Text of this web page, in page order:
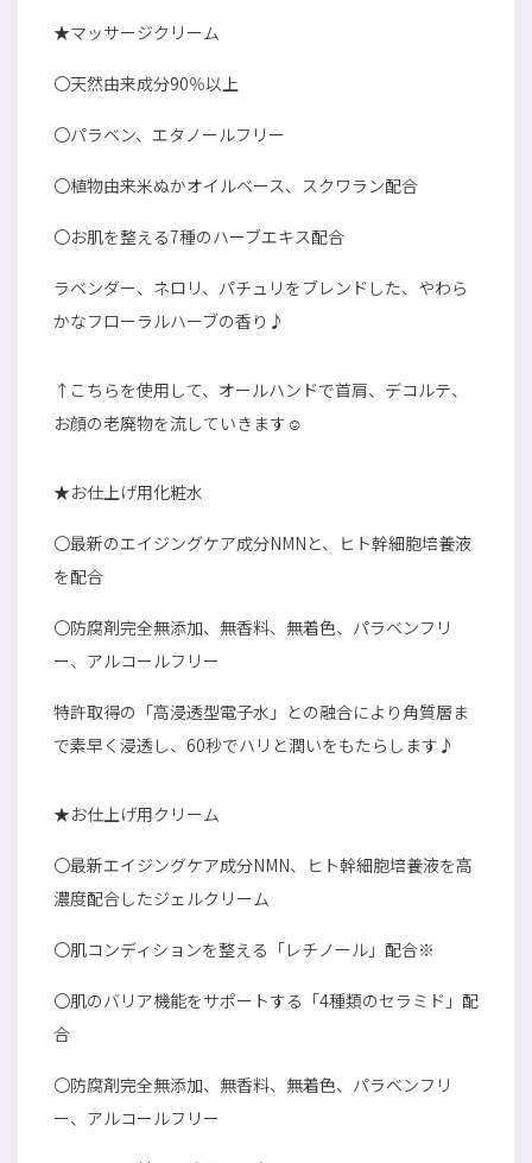
★マッサージクリーム
〇天然由来成分90％以上
〇パラベン、エタノールフリー
〇植物由来米ぬかオイルベース、スクワラン配合
〇お肌を整える7種のハーブエキス配合
ラベンダー、ネロリ、パチュリをブレンドした、やわら
かなフローラルハーブの香り♪
↑こちらを使用して、オールハンドで首肩、デコルテ、
お顔の老廃物を流していきます☺
★お仕上げ用化粧水
〇最新のエイジングケア成分NMNと、ヒト幹細胞培養液
を配合
〇防腐剤完全無添加、無香料、無着色、パラベンフリ
ー、アルコールフリー
特許取得の「高浸透型電子水」との融合により角質層ま
で素早く浸透し、60秒でハリと潤いをもたらします♪
★お仕上げ用クリーム
〇最新エイジングケア成分NMN、ヒト幹細胞培養液を高
濃度配合したジェルクリーム
〇肌コンディションを整える「レチノール」配合※
〇肌のバリア機能をサポートする「4種類のセラミド」配
合
〇防腐剤完全無添加、無香料、無着色、パラベンフリ
ー、アルコールフリー